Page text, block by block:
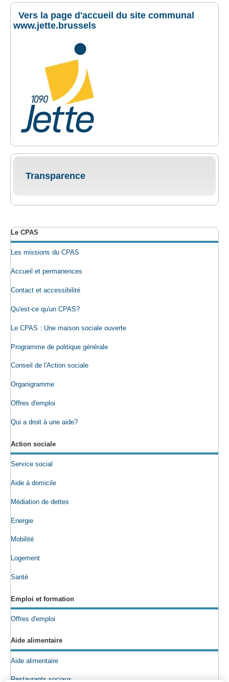
Vers la page d'accueil du site communal
www.jette.brussels
Transparence
Le CPAS
Les missions du CPAS
Accueil et permanences
Contact et accessibilité
Qu'est-ce qu'un CPAS?
Le CPAS : Une maison sociale ouverte
Programme de politique générale
Conseil de l'Action sociale
Organigramme
Offres d'emploi
Qui a droit à une aide?
Action sociale
Service social
Aide à domicile
Médiation de dettes
Energie
Mobilité
Logement
Santé
Emploi et formation
Offres d'emploi
Aide alimentaire
Aide alimentaire
Restaurants sociaux